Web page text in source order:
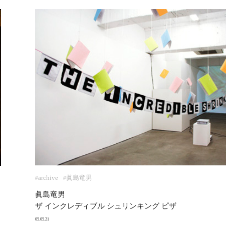
#archive #眞島竜男
眞島竜男
ザ インクレディブル シュリンキング ピザ
05.05.21